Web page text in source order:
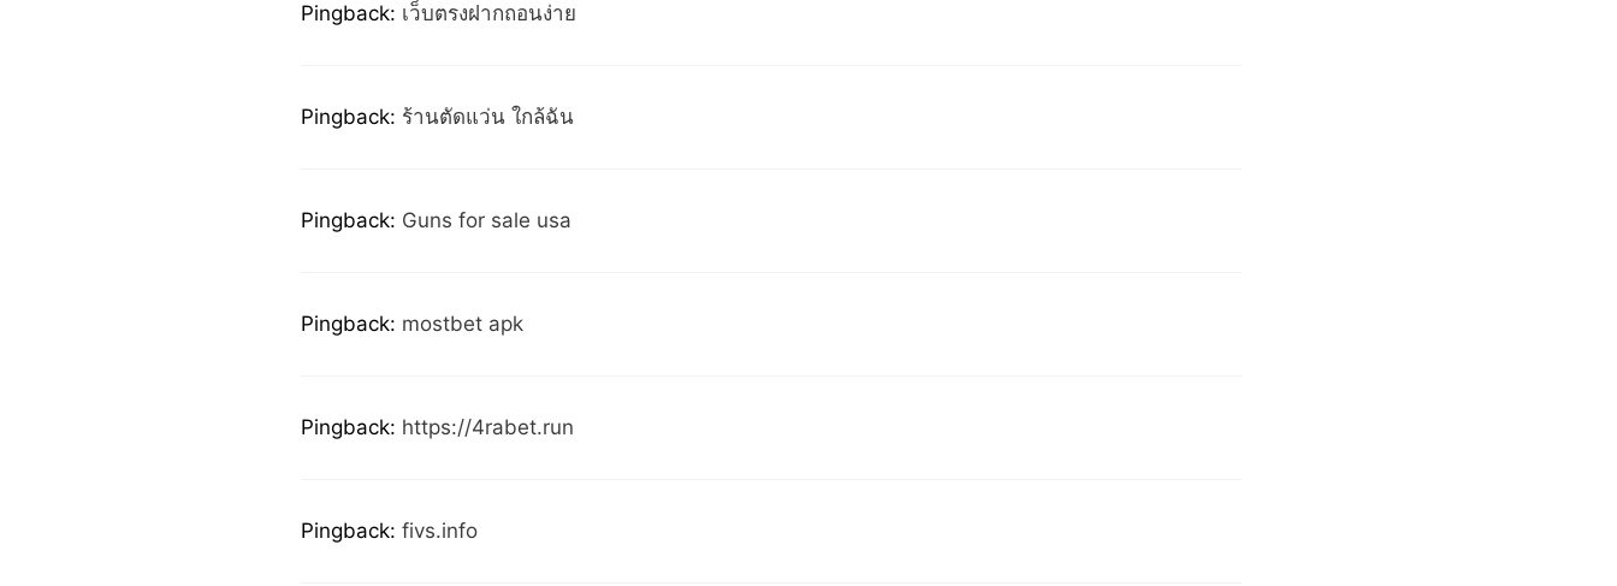
Pingback: เว็บตรงฝากถอนง่าย
Pingback: ร้านตัดแว่น ใกล้ฉัน
Pingback: Guns for sale usa
Pingback: mostbet apk
Pingback: https://4rabet.run
Pingback: fivs.info